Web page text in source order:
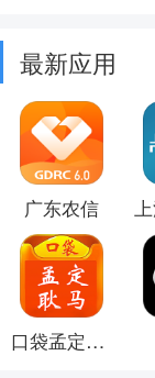
最新应用
广东农信
口袋孟定耿马